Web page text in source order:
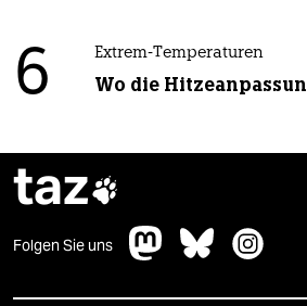
6 Extrem-Temperaturen
Wo die
taz
Folgen Sie uns